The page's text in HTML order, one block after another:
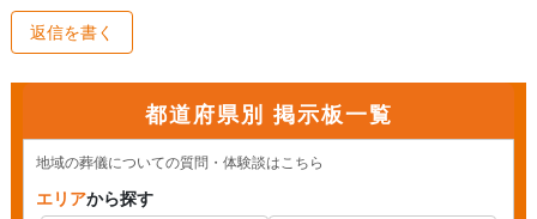
返信を書く
都道府県別 掲示板一覧
地域の葬儀についての質問・体験談はこちら
エリアから探す